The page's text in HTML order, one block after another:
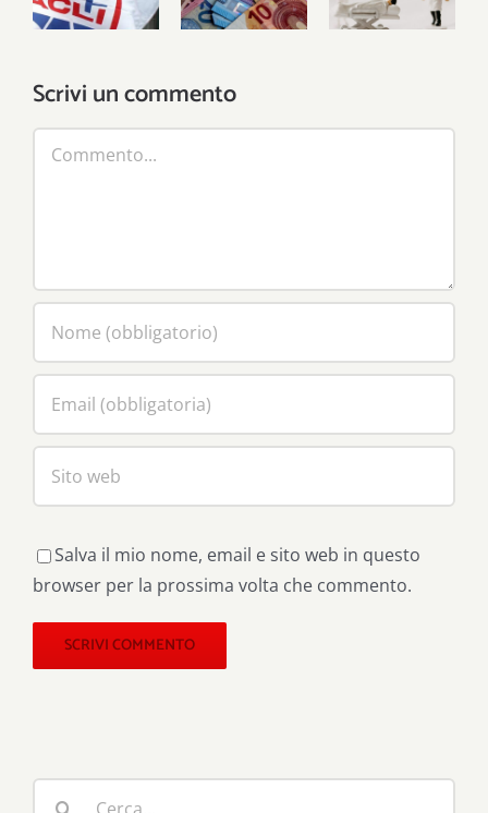
la legge di
il 730, si
parte
building e
Misssione
Scrivi un commento
Salva il mio nome, email e sito web in questo
browser per la prossima volta che commento.